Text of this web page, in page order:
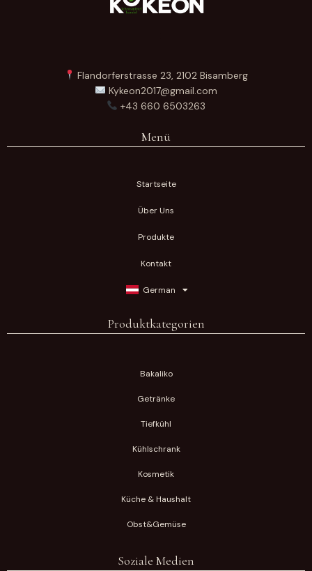
Flandorferstrasse 23, 2102 Bisamberg
Kykeon2017@gmail.com
+43 660 6503263
Menü
Startseite
Über Uns
Produkte
Kontakt
German
Produktkategorien
Bakaliko
Getränke
Tiefkühl
Kühlschrank
Kosmetik
Küche & Haushalt
Obst&Gemüse
Soziale Medien